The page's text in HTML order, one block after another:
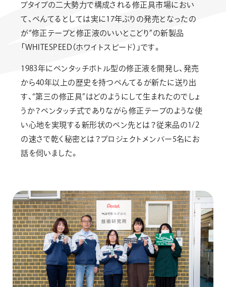
プタイプの二大勢力で構成される修正具市場におい
て、ぺんてるとしては実に17年ぶりの発売となったの
が“修正テープと修正液のいいとこどり”の新製品
「WHITESPEED（ホワイトスピード）」です。
1983年にペンタッチボトル型の修正液を開発し、発売
から40年以上の歴史を持つぺんてるが新たに送り出
す、“第三の修正具”はどのようにして生まれたのでしょ
うか？ペンタッチ式でありながら修正テープのような使
い心地を実現する新形状のペン先とは？従来品の1/2
の速さで乾く秘密とは？プロジェクトメンバー5名にお
話を伺いました。